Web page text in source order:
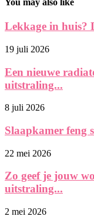
You may also like
Lekkage in huis?
19 juli 2026
Een nieuwe
uitstraling...
8 juli 2026
Slaapkamer feng
22 mei 2026
Zo geef je jouw
uitstraling...
2 mei 2026